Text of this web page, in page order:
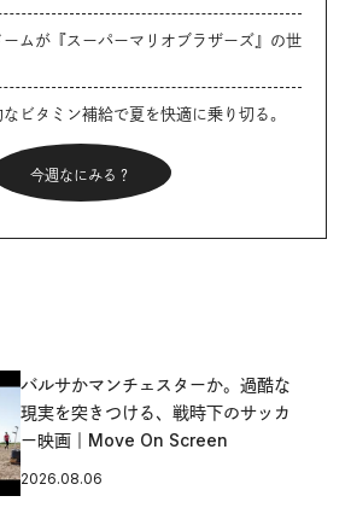
ムが『スーパーマリオブラザーズ』の世
ビタミン補給で夏を快適に乗り切る。
今週なにみる？
バルサかマンチェスターか。過酷な
現実を突きつける、戦時下のサッカ
ー映画｜Move On Screen
2026.08.06